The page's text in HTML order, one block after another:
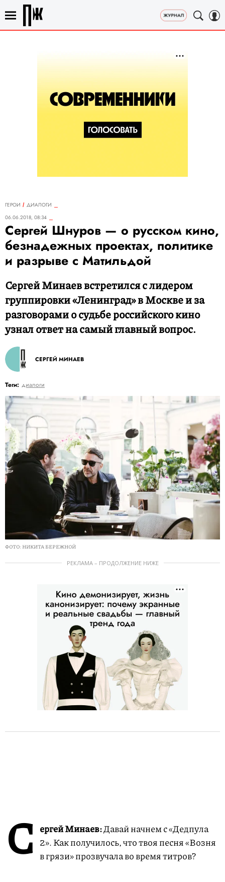
ГЕРОИ
ДИАЛОГИ
06.06.2018, 08:34
Сергей Шнуров — о русском кино,
безнадежных проектах, политике
и разрыве с Матильдой
Сергей Минаев встретился с лидером
группировки «Ленинград» в Москве и за
разговорами о судьбе российского кино
узнал ответ на самый главный вопрос.
СЕРГЕЙ МИНАЕВ
Теги: диалоги
ФОТО: НИКИТА БЕРЕЖНОЙ
РЕКЛАМА – ПРОДОЛЖЕНИЕ НИЖЕ
С ергей Минаев:Давай начнем с «Дедпула
2». Как получилось, что твоя песня «Возня
в грязи» прозвучала во время титров?